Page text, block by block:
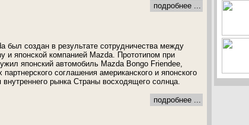
подробнее ...
был создан в результате сотрудничества между
и японской компанией Mazda. Прототипом при
японский автомобиль Mazda Bongo Friendee,
соглашения американского и японского
внутреннего рынка Страны восходящего солнца.
подробнее ...